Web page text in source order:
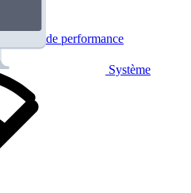
Système
et de performance